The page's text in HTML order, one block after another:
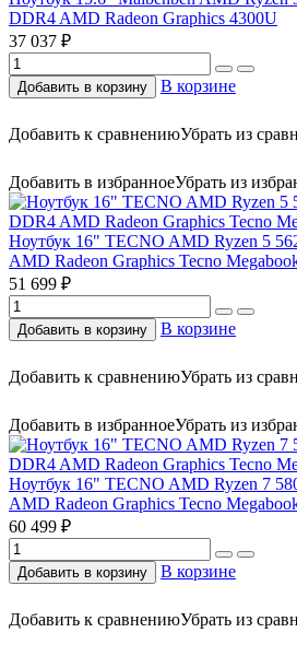
DDR4 AMD Radeon Graphics 4300U
37 037 ₽
Добавить в корзину В корзине
Добавить к сравнениюУбрать из
Добавить в избранноеУбрать из
Ноутбук 16" TECNO AMD Ryzen 5
AMD Radeon Graphics Tecno
51 699 ₽
Добавить в корзину В корзине
Добавить к сравнениюУбрать из
Добавить в избранноеУбрать из
Ноутбук 16" TECNO AMD Ryzen 7
AMD Radeon Graphics Tecno
60 499 ₽
Добавить в корзину В корзине
Добавить к сравнениюУбрать из